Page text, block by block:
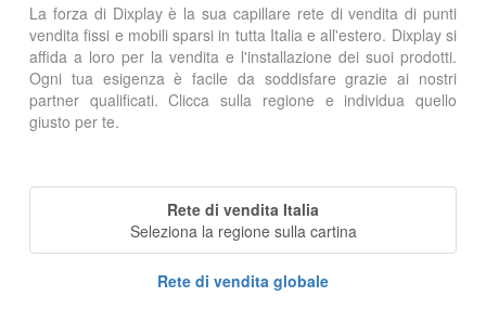
La forza di Dixplay è la sua capillare rete di vendita di punti
vendita fissi e mobili sparsi in tutta Italia e all'estero. Dixplay si
affida a loro per la vendita e l'installazione dei suoi prodotti.
Ogni tua esigenza è facile da soddisfare grazie ai nostri
partner qualificati. Clicca sulla regione e individua quello
giusto per te.
Rete di vendita Italia
Seleziona la regione sulla cartina
Rete di vendita globale